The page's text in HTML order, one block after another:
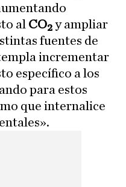
al CO₂y ampliar
fuentes de
incrementar
específico a los
para estos
que internalice